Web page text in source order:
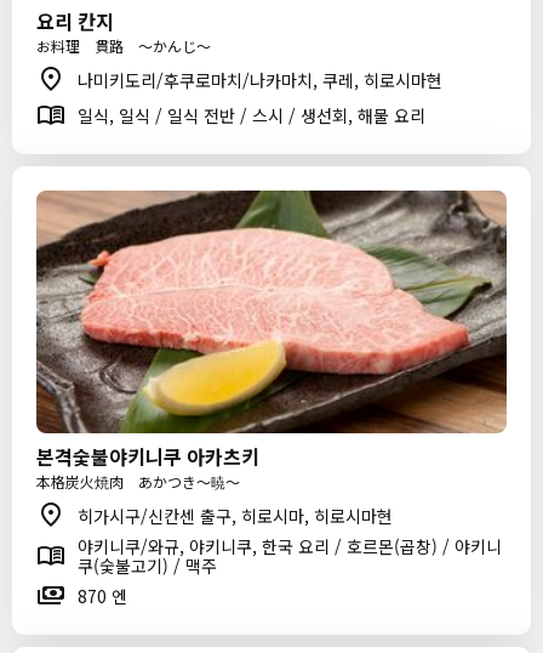
요리 칸지
お料理 貫路 ～かんじ～
나미키도리/후쿠로마치/나카마치, 쿠레, 히로시마현
일식, 일식 / 일식 전반 / 스시 / 생선회, 해물 요리
본격숯불야키니쿠 아카츠키
本格炭火焼肉 あかつき～暁～
히가시구/신칸센 출구, 히로시마, 히로시마현
야키니쿠/와규, 야키니쿠, 한국 요리 / 호르몬(곱창) / 야키니
쿠(숯불고기) / 맥주
870 엔